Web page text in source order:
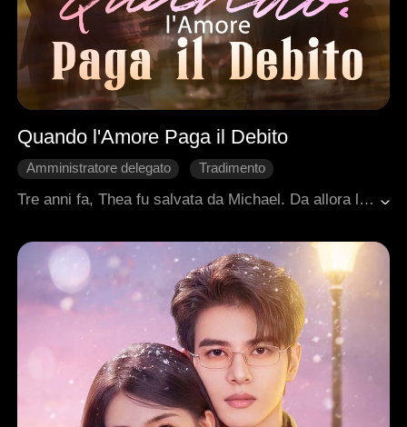
Quando l'Amore Paga il Debito
Amministratore delegato
Tradimento
Romanzo sentimentale moderno
Tre anni fa, Thea fu salvata da Michael. Da allora lavorò duramente per sostenerlo, risparmiando per la sua operazione, finché non se ne innamorò. Ma tutto era nato da una scommessa persa, frequentare una ragazza povera e farsi mantenere da lei. Quando la verità venne a galla, Thea lo lasciò. Diviso tra orgoglio e desiderio, Michael cercò con insistenza di riconquistarla. Intanto Josh, il fratello adottivo di Thea, le offriva un affetto sincero, suscitando la gelosia di Michael. La fidanzata di Michael, accecata dall'invidia, organizzò un incidente per eliminare Thea. Entrambi gli uomini la salvarono, ma Josh ebbe bisogno di un trapianto di cuore. Thea giurò che, se lui non fosse sopravvissuto, sarebbe morta con lui.Rendendosi conto di averla persa per sempre, Michael sacrificò se stesso e donò il suo cuore a Josh, lasciandolo accanto a Thea per tutta la vita.